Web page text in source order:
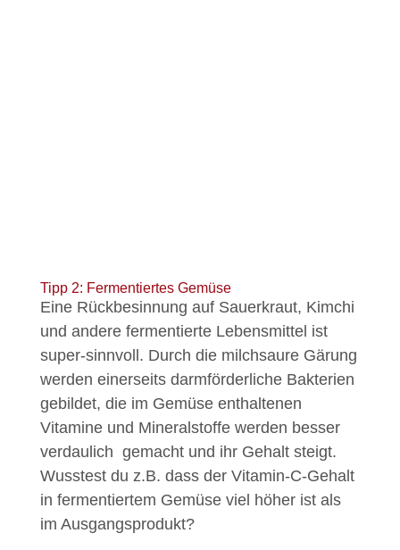
Tipp 2: Fermentiertes Gemüse
Eine Rückbesinnung auf Sauerkraut, Kimchi
und andere fermentierte Lebensmittel ist
super-sinnvoll. Durch die milchsaure Gärung
werden einerseits darmförderliche Bakterien
gebildet, die im Gemüse enthaltenen
Vitamine und Mineralstoffe werden besser
verdaulich gemacht und ihr Gehalt steigt.
Wusstest du z.B. dass der Vitamin-C-Gehalt
in fermentiertem Gemüse viel höher ist als
im Ausgangsprodukt?